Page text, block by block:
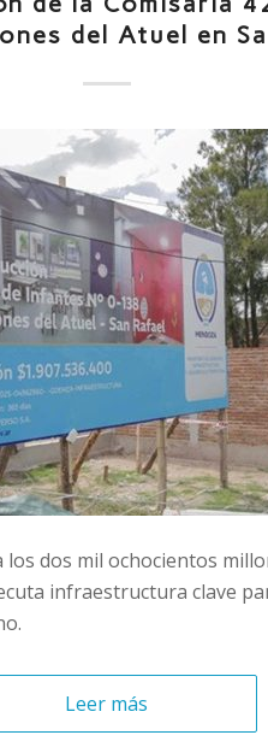
del Atuel en
dos mil ochocientos
infraestructura clave
Leer más